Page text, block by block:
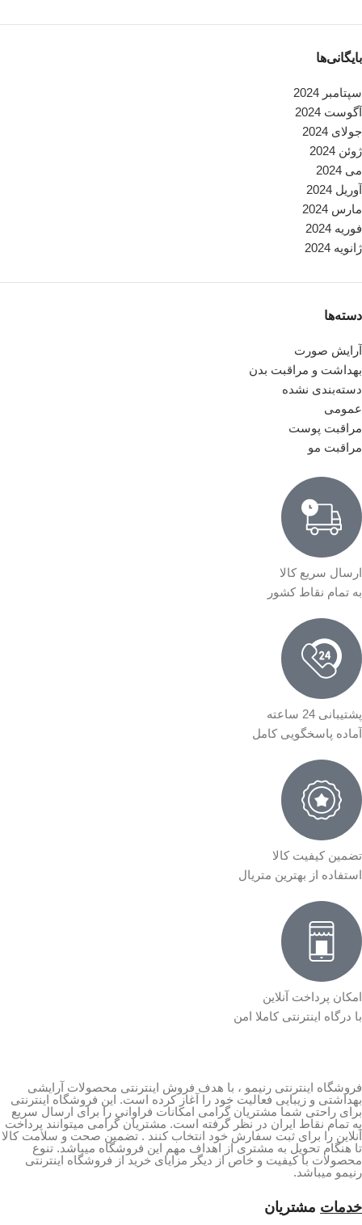
بایگانی‌ها
سپتامبر 2024
آگوست 2024
جولای 2024
ژوئن 2024
می 2024
آوریل 2024
مارس 2024
فوریه 2024
ژانویه 2024
دسته‌ها
آرایش صورت
بهداشت و مراقبت بدن
دسته‌بندی نشده
عمومی
مراقبت پوست
مراقبت مو
ارسال سریع کالا
به تمام نقاط کشور
پشتیبانی 24 ساعته
آماده پاسخگویی کامل
تضمین کیفیت کالا
استفاده از بهترین متریال
امکان پرداخت آنلاین
با درگاه اینترنتی کاملا امن
فروشگاه اینترنتی رنیمو ، با هدف فروش اینترنتی محصولات آرایشی
بهداشتی و زیبایی فعالیت خود را آغاز کرده است. این فروشگاه اینترنتی
برای راحتی شما مشتریان گرامی امکانات فراوانی را برای ارسال سریع
به تمام نقاط ایران در نظر گرفته است. مشتریان گرامی میتوانند پرداخت
آنلاین را برای ثبت سفارش خود انتخاب کنند . تضمین صحت و سلامت کالا
تا هنگام تحویل به مشتری از اهداف مهم این فروشگاه میباشد. تنوع
محصولات با کیفیت و خاص از دیگر مزایای خرید از فروشگاه اینترنتی
رنیمو میباشد.
خدمات مشتریان